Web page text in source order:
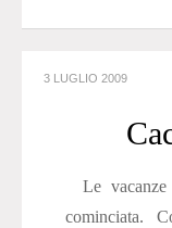
3 LUGLIO 2009
Le vacanze
cominciata.